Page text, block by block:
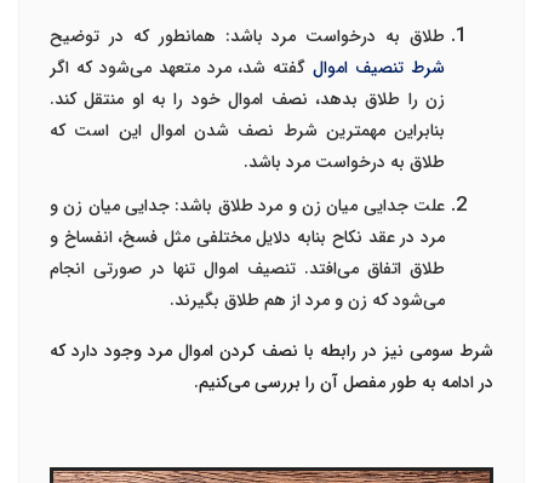
طلاق به درخواست مرد باشد: همانطور که در توضیح
شرط تنصیف اموالگفته شد، مرد متعهد می‌شود که اگر
زن را طلاق بدهد، نصف اموال خود را به او منتقل کند.
بنابراین مهمترین شرط نصف شدن اموال این است که
طلاق به درخواست مرد باشد.
علت جدایی میان زن و مرد طلاق باشد: جدایی میان زن و
مرد در عقد نکاح بنابه دلایل مختلفی مثل فسخ، انفساخ و
طلاق اتفاق می‌افتد. تنصیف اموال تنها در صورتی انجام
می‌شود که زن و مرد از هم طلاق بگیرند.
شرط سومی نیز در رابطه با نصف کردن اموال مرد وجود دارد که
در ادامه به طور مفصل آن را بررسی می‌کنیم.